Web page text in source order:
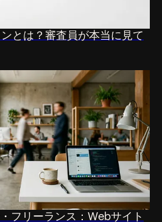
とは？審査員が本当に見て
フリーランス：Webサイト